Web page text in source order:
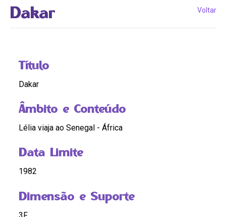
Dakar Voltar
Título
Dakar
Âmbito e Conteúdo
Lélia viaja ao Senegal - África
Data Limite
1982
Dimensão e Suporte